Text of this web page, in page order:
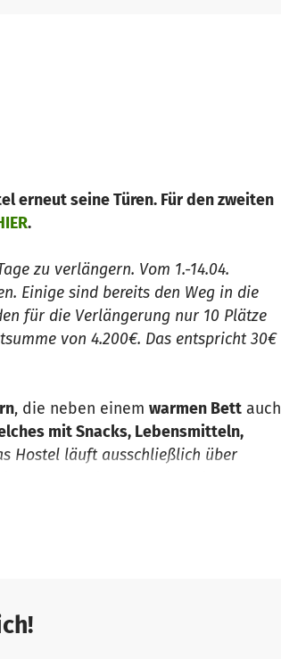
erneut seine Türen. Für den zweiten
.
zu verlängern. Vom 1.-14.04.
Einige sind bereits den Weg in die
für die Verlängerung nur 10 Plätze
von 4.200€. Das entspricht 30€
, die neben einem warmen Bett auch
mit Snacks, Lebensmitteln,
Hostel läuft ausschließlich über
Unterstützung. Die Übernachtung
Für 13 Personen sammeln